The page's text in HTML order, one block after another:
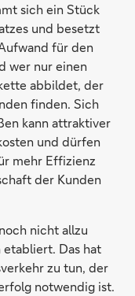
sich ein Stück
und besetzt
für den
wer nur einen
abbildet, der
finden. Sich
kann attraktiver
und dürfen
mehr Effizienz
der Kunden
nicht allzu
Das hat
zu tun, der
notwendig ist.